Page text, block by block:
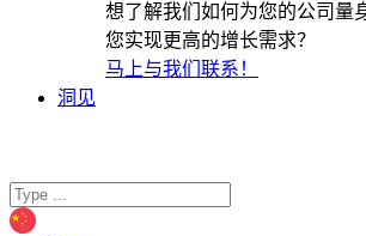
想了解我们如何为您的公司量
您实现更高的增长需求？
马上与我们联系！
洞见